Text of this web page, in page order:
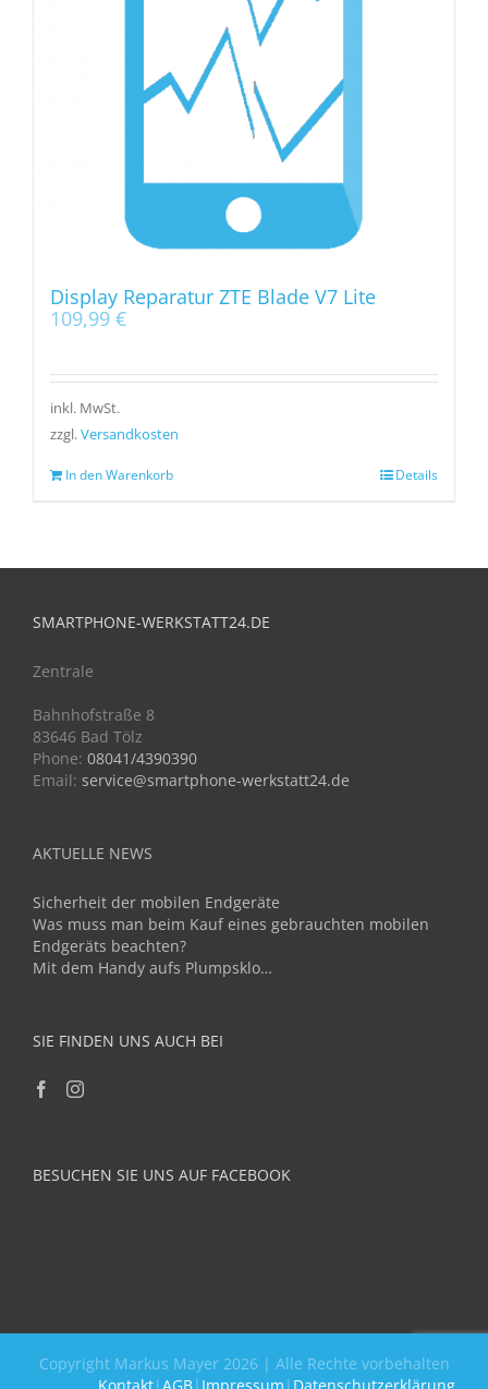
Display Reparatur ZTE Blade V7 Lite
109,99 €
inkl. MwSt.
zzgl.Versandkosten
In den Warenkorb Details
SMARTPHONE-WERKSTATT24.DE
Zentrale
Bahnhofstraße 8
83646 Bad Tölz
Phone: 08041/4390390
Email: service@smartphone-werkstatt24.de
AKTUELLE NEWS
Sicherheit der mobilen Endgeräte
Was muss man beim Kauf eines gebrauchten mobilen
Endgeräts beachten?
Mit dem Handy aufs Plumpsklo…
SIE FINDEN UNS AUCH BEI
BESUCHEN SIE UNS AUF FACEBOOK
Copyright Markus Mayer 2026 | Alle Rechte vorbehalten